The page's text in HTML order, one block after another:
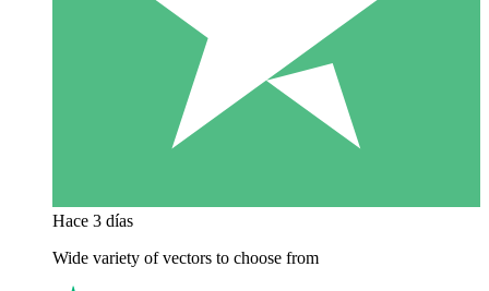
Hace 3 días
Wide variety of vectors to choose from